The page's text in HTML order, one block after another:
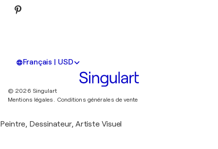
Français | USD
© 2026 Singulart
Mentions légales. Conditions générales de vente
Peintre, Dessinateur, Artiste Visuel